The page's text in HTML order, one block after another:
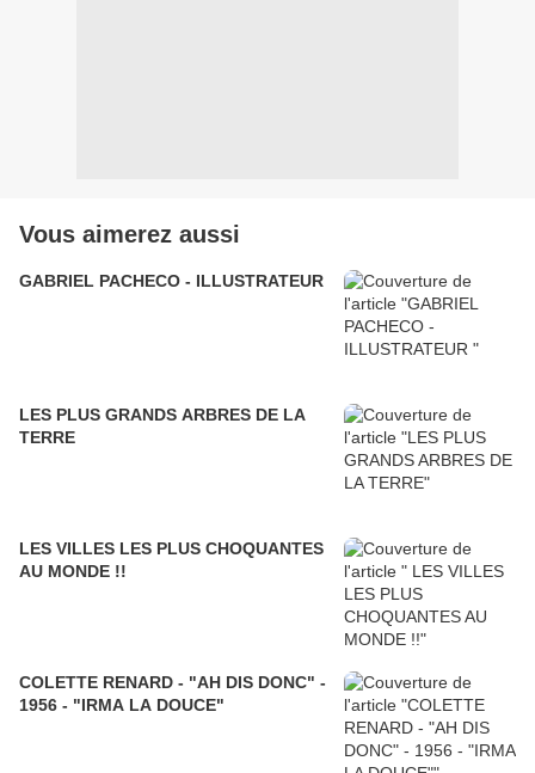
Vous aimerez aussi
GABRIEL PACHECO - ILLUSTRATEUR
LES PLUS GRANDS ARBRES DE LA
TERRE
LES VILLES LES PLUS CHOQUANTES
AU MONDE !!
COLETTE RENARD - "AH DIS DONC" -
1956 - "IRMA LA DOUCE"